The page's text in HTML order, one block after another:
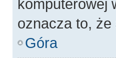
komputerowej
oznacza to, że
Góra